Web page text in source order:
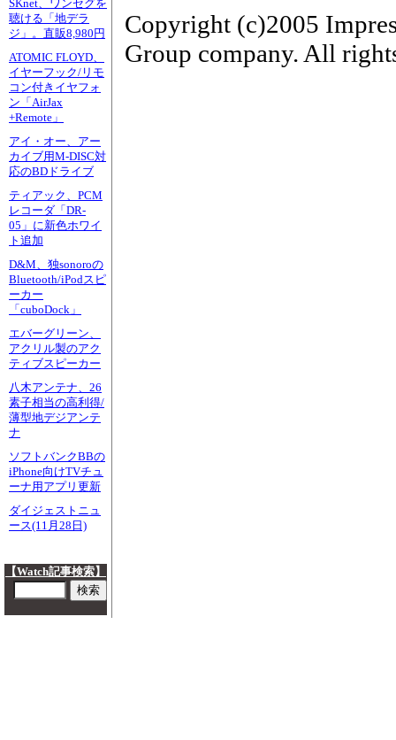
SKnet、ワンセグを
聴ける「地デラ
ジ」。直販8,980円
ATOMIC FLOYD、
イヤーフック/リモ
コン付きイヤフォ
ン「AirJax
+Remote」
アイ・オー、アー
カイブ用M-DISC対
応のBDドライブ
ティアック、PCM
レコーダ「DR-
05」に新色ホワイ
ト追加
D&M、独sonoroの
Bluetooth/iPodスピ
ーカー
「cuboDock」
エバーグリーン、
アクリル製のアク
ティブスピーカー
八木アンテナ、26
素子相当の高利得/
薄型地デジアンテ
ナ
ソフトバンクBBの
iPhone向けTVチュ
ーナ用アプリ更新
ダイジェストニュ
ース(11月28日)
【Watch記事検索】
Copyright (c)2005
Group company. All